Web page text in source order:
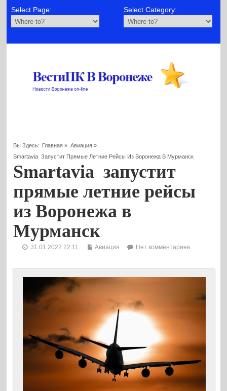
Select Page: Select Category:
Вы Здесь: Главная » Авиация»
Smartavia Запустит Прямые Летние Рейсы Из Воронежа В Мурманск
Smartavia запустит
прямые летние рейсы
из Воронежа в
Мурманск
31.01.2022 22:11 Авиация Нет комментариев